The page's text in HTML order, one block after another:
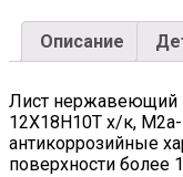
ГОСТ
19904-
quantity
Описание
Лист нержавеющий
12Х18Н10Т х/к,
антикоррозийные
поверхности более